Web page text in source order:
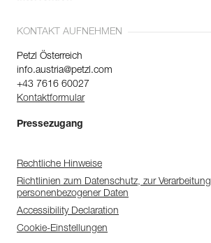
KONTAKT AUFNEHMEN
Petzl Österreich
info.austria@petzl.com
+43 7616 60027
Kontaktformular
Pressezugang
Rechtliche Hinweise
Richtlinien zum Datenschutz, zur Verarbeitung
personenbezogener Daten
Accessibility Declaration
Cookie-Einstellungen